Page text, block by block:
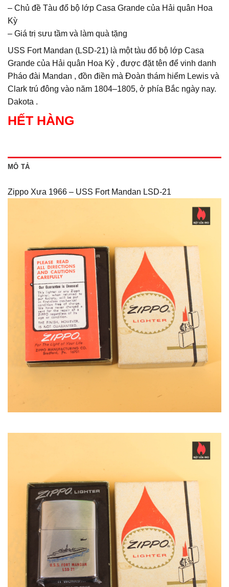
– Chủ đề Tàu đổ bộ lớp Casa Grande của Hải quân Hoa
Kỳ
– Giá trị sưu tầm và làm quà tặng
USS Fort Mandan (LSD-21) là một tàu đổ bộ lớp Casa
Grande của Hải quân Hoa Kỳ , được đặt tên để vinh danh
Pháo đài Mandan , đồn điền mà Đoàn thám hiểm Lewis và
Clark trú đông vào năm 1804–1805, ở phía Bắc ngày nay.
Dakota .
HẾT HÀNG
MÔ TẢ
Zippo Xưa 1966 – USS Fort Mandan LSD-21